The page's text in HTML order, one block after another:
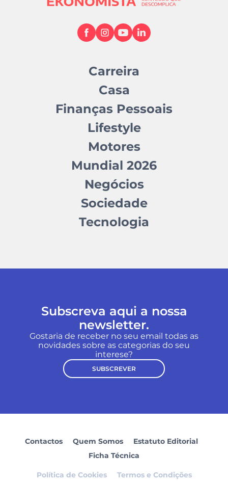
Carreira
Casa
Finanças Pessoais
Lifestyle
Motores
Mundial 2026
Negócios
Sociedade
Tecnologia
Subscreva aqui a nossa
newsletter.
Gostaria de receber no seu email todas as
novidades sobre as categorias do seu
interese?
SUBSCREVER
Contactos Quem Somos
Estatuto Editorial
Ficha Técnica
Política de Cookies Termos e Condições